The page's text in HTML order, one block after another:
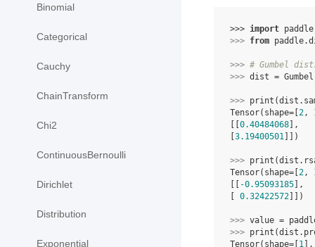
Binomial
Categorical
Cauchy
ChainTransform
Chi2
ContinuousBernoulli
Dirichlet
Distribution
Exponential
>>> import paddle
>>> from
>>> # Gumbel
>>> dist = Gumbel
>>> print (dist .
Tensor(shape=[2 ,
[[0.40484068],
[3.19400501 ]])
>>> print (dist .
Tensor(shape=[2 ,
[[ -0.95093185],
[ 0.32422572]])
>>> value =
>>> print (dist .
Tensor(shape=[1 ],